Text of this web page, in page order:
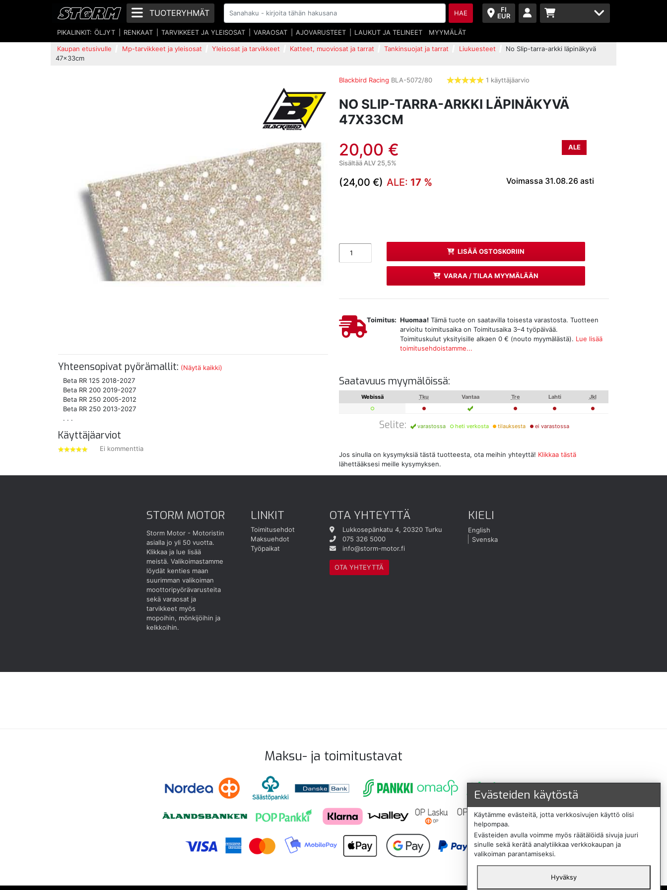
FI
EUR
TUOTERYHMÄT HAE
PIKALINKIT: ÖLJYT RENKAAT TARVIKKEET JA YLEISOSAT VARAOSAT AJOVARUSTEET LAUKUT JA TELINEET MYYMÄLÄT
Kaupan etusivulle Mp-tarvikkeet ja yleisosat Yleisosat ja tarvikkeet Katteet, muoviosat ja tarrat Tankinsuojat ja tarrat Liukuesteet
No Slip-tarra-arkki läpinäkyvä
47x33cm
Blackbird Racing BLA-5072/80
tähdet
1 käyttäjäarvio
NO SLIP-TARRA-ARKKI LÄPINÄKYVÄ
47X33CM
20,00 €
ALE
Sisältää ALV 25,5%
(24,00 €) ALE: 17 % Voimassa 31.08.26 asti
LISÄÄ OSTOSKORIIN
VARAA / TILAA MYYMÄLÄÄN
Toimitus: Huomaa! Tämä tuote on saatavilla toisesta varastosta. Tuotteen
arvioitu toimitusaika on Toimitusaika 3–4 työpäivää.
Toimituskulut yksityisille alkaen 0 € (nouto myymälästä). Lue lisää
toimitusehdoistamme...
Saatavuus myymälöissä:
Webissä Tku Vantaa Tre Lahti Jkl
Selite: varastossa heti verkosta tilauksesta ei varastossa
Jos sinulla on kysymyksiä tästä tuotteesta, ota meihin yhteyttä! Klikkaa tästä
lähettääksesi meille kysymyksen.
Yhteensopivat pyörämallit: (Näytä kaikki)
Beta RR 125 2018-2027
Beta RR 200 2019-2027
Beta RR 250 2005-2012
Beta RR 250 2013-2027
. . .
Käyttäjäarviot
Ei kommenttia
STORM MOTOR
Storm Motor - Motoristin
asialla jo yli 50 vuotta.
Klikkaa ja lue lisää
meistä. Valikoimastamme
löydät kenties maan
suurimman valikoiman
moottoripyörävarusteita
sekä varaosat ja
tarvikkeet myös
mopoihin, mönkijöihin ja
kelkkoihin.
LINKIT
Toimitusehdot
Maksuehdot
Työpaikat
OTA YHTEYTTÄ
Lukkosepänkatu 4, 20320 Turku
075 326 5000
info@storm-motor.fi
OTA YHTEYTTÄ
KIELI
English
Svenska
Maksu- ja toimitustavat
Evästeiden käytöstä
Käytämme evästeitä, jotta verkkosivujen käyttö olisi
helpompaa.
Evästeiden avulla voimme myös räätälöidä sivuja juuri
sinulle sekä kerätä analytiikkaa verkkokaupan ja
valikoiman parantamiseksi.
Hyväksy